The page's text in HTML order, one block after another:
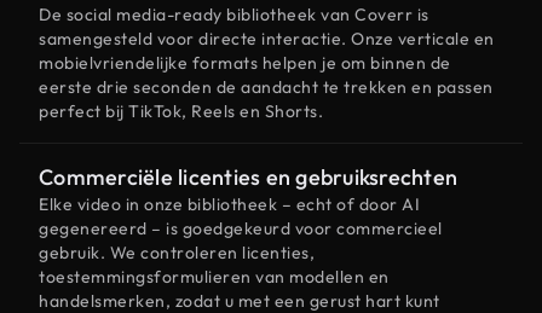
De social media-ready bibliotheek van Coverr is
samengesteld voor directe interactie. Onze verticale en
mobielvriendelijke formats helpen je om binnen de
eerste drie seconden de aandacht te trekken en passen
perfect bij TikTok, Reels en Shorts.
Commerciële licenties en gebruiksrechten
Elke video in onze bibliotheek – echt of door AI
gegenereerd – is goedgekeurd voor commercieel
gebruik. We controleren licenties,
toestemmingsformulieren van modellen en
handelsmerken, zodat u met een gerust hart kunt